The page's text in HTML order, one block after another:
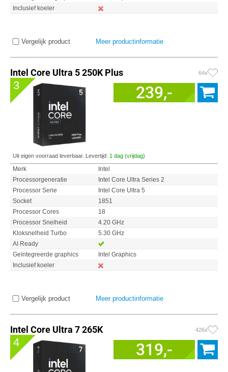
Inclusief koeler
Vergelijk product Meer productinformatie
Intel Core Ultra 5 250K Plus 64x
3 239,-
Uit eigen voorraad leverbaar. Levertijd: 1 dag (vrijdag)
Merk
Intel
Processorgeneratie
Intel Core Ultra Series 2
Processor Serie
Intel Core Ultra 5
Socket
1851
Processor Cores
18
Processor Snelheid
4.20 GHz
Kloksnelheid Turbo
5.30 GHz
AI Ready
Geïntegreerde graphics
Intel Graphics
Inclusief koeler
Vergelijk product Meer productinformatie
Intel Core Ultra 7 265K 426x
4 319,-